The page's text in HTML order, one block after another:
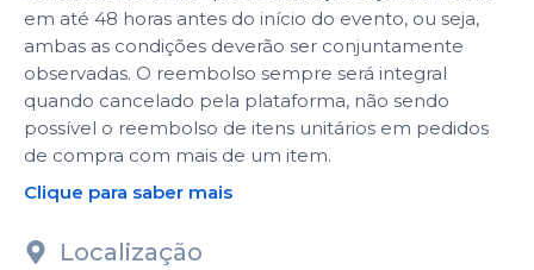
em até 48 horas antes do início do evento, ou seja,
ambas as condições deverão ser conjuntamente
observadas. O reembolso sempre será integral
quando cancelado pela plataforma, não sendo
possível o reembolso de itens unitários em pedidos
de compra com mais de um item.
Clique para saber mais
Localização